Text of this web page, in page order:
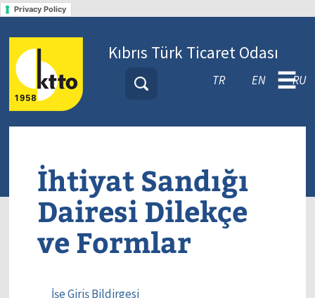
Privacy Policy
Kıbrıs Türk Ticaret Odası
TR EN RU
☰
İhtiyat Sandığı
Dairesi Dilekçe
ve Formlar
İşe Giriş Bildirgesi